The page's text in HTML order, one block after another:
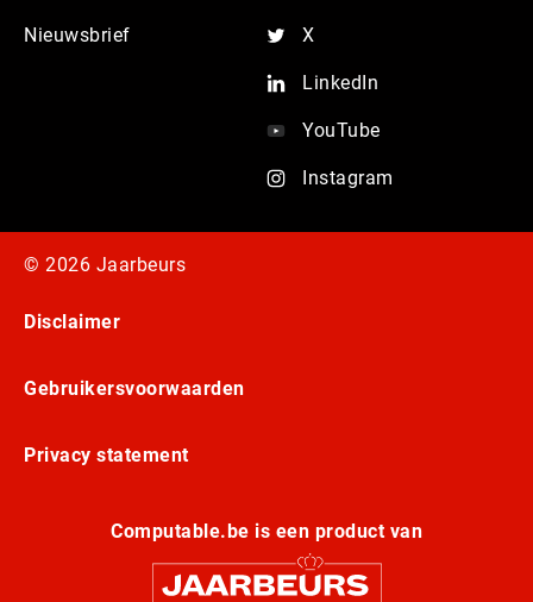
Nieuwsbrief X
LinkedIn
YouTube
Instagram
© 2026 Jaarbeurs
Disclaimer
Gebruikersvoorwaarden
Privacy statement
Computable.be is een product van